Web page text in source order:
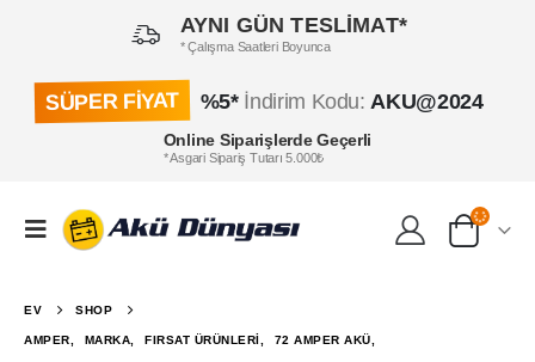
AYNI GÜN TESLİMAT*
* Çalışma Saatleri Boyunca
SÜPER FİYAT %5*İndirim Kodu:AKU@2024
Online Siparişlerde Geçerli
* Asgari Sipariş Tutarı 5.000₺
EV SHOP
AMPER MARKA FIRSAT ÜRÜNLERI 72 AMPER AKÜ